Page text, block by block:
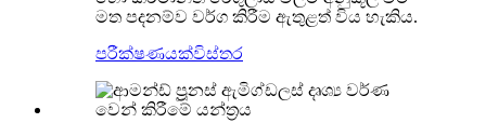
මත පදනම්ව වර්ග කිරීම ඇතුළත් විය හැකිය.
පරීක්ෂණයක්විස්තර